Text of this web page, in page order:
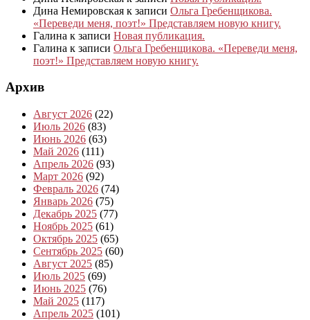
Дина Немировская к записи Ольга Гребенщикова.
«Переведи меня, поэт!» Представляем новую книгу.
Галина к записи Новая публикация.
Галина к записи Ольга Гребенщикова. «Переведи меня,
поэт!» Представляем новую книгу.
Архив
Август 2026 (22)
Июль 2026 (83)
Июнь 2026 (63)
Май 2026 (111)
Апрель 2026 (93)
Март 2026 (92)
Февраль 2026 (74)
Январь 2026 (75)
Декабрь 2025 (77)
Ноябрь 2025 (61)
Октябрь 2025 (65)
Сентябрь 2025 (60)
Август 2025 (85)
Июль 2025 (69)
Июнь 2025 (76)
Май 2025 (117)
Апрель 2025 (101)